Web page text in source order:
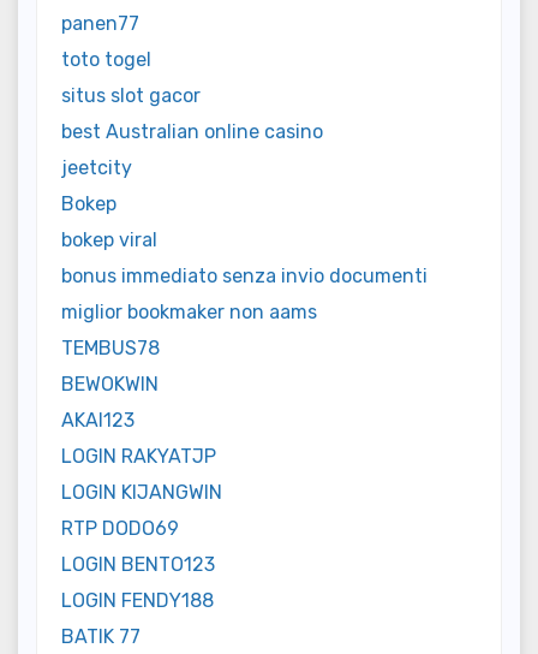
panen77
toto togel
situs slot gacor
best Australian online casino
jeetcity
Bokep
bokep viral
bonus immediato senza invio documenti
miglior bookmaker non aams
TEMBUS78
BEWOKWIN
AKAI123
LOGIN RAKYATJP
LOGIN KIJANGWIN
RTP DODO69
LOGIN BENTO123
LOGIN FENDY188
BATIK 77